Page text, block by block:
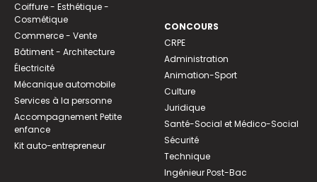
Coiffure - Esthétique -
Cosmétique
Commerce - Vente
Bâtiment - Architecture
Électricité
Mécanique automobile
Services à la personne
Accompagnement Petite
enfance
Kit auto-entrepreneur
CONCOURS
CRPE
Administration
Animation-Sport
Culture
Juridique
Santé-Social et Médico-Social
Sécurité
Technique
Ingénieur Post-Bac